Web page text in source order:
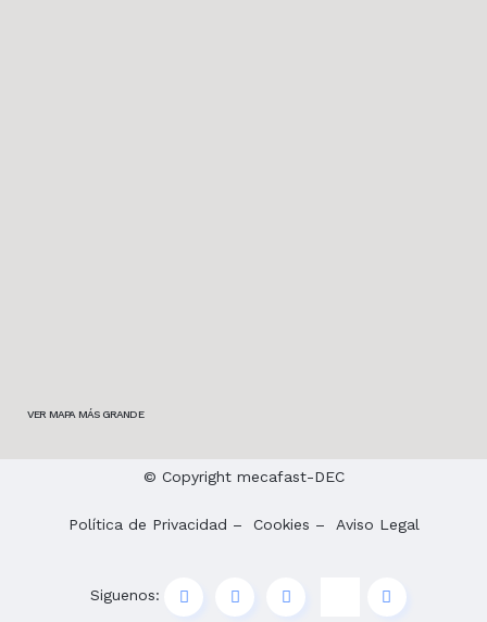
VER MAPA MÁS GRANDE
© Copyright mecafast-DEC
Política de Privacidad – Cookies – Aviso Legal
Siguenos: